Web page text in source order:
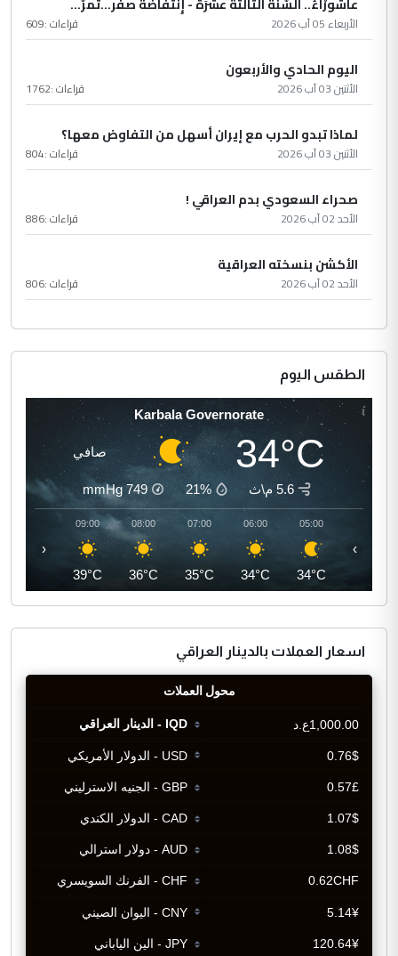
عاشُورْاءُ.. السّنَةُ الثّالثةَ عشَرَة - إِنتفاضةُ صفَر…تمرّ...
الأربعاء 05 آب 2026 قراءات :609
اليوم الحادي والأربعون
الأثنين 03 آب 2026 قراءات :1762
لماذا تبدو الحرب مع إيران أسهل من التفاوض معها؟
الأثنين 03 آب 2026 قراءات :804
صحراء السعودي بدم العراقي !
الأحد 02 آب 2026 قراءات :886
الأكشن بنسخته العراقية
الأحد 02 آب 2026 قراءات :806
الطقس اليوم
Karbala Governorate
34°C صافي
5.6 م\ث 21%
749
mmHg
05:00
34°C
06:00
34°C
07:00
35°C
08:00
36°C
09:00
39°C
‹ ›
اسعار العملات بالدينار العراقي